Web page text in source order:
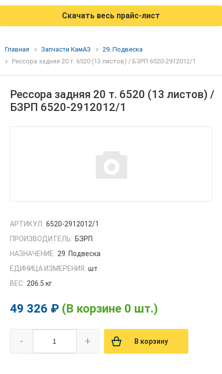
Скачать весь прайс-лист
Главная Запчасти КамАЗ
29. Подвеска
Рессора задняя 20 т. 6520 (13 листов) / БЗРП 6520-2912012/1
Рессора задняя 20 т. 6520 (13 листов) /
БЗРП 6520-2912012/1
АРТИКУЛ: 6520-2912012/1
ПРОИЗВОДИТЕЛЬ: БЗРП
НАЗНАЧЕНИЕ: 29. Подвеска
ЕДИНИЦА ИЗМЕРЕНИЯ: шт
ВЕС: 206.5 кг
49 326 ₽ (В корзине 0 шт.)
- + В корзину